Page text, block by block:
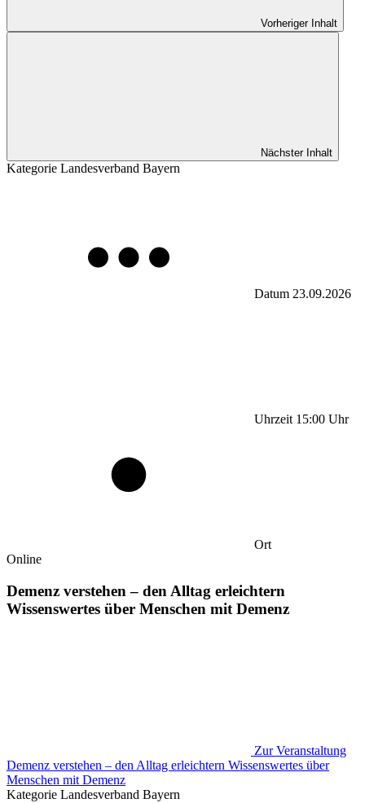
Vorheriger Inhalt
Nächster Inhalt
Kategorie Landesverband Bayern
Datum 23.09.2026
Uhrzeit 15:00 Uhr
Ort
Online
Demenz verstehen – den Alltag erleichtern
Wissenswertes über Menschen mit Demenz
Zur Veranstaltung
Demenz verstehen – den Alltag erleichtern Wissenswertes über
Menschen mit Demenz
Kategorie Landesverband Bayern